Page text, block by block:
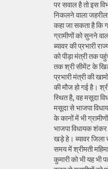
पर सवाल है तो इस
निकलने वाला
कहा जा सकता है कि
ग्रामीणों को सुनने
ब्यावर की प्रभारी
को पीड़ा मंत्री तक
तक श्री सीमेंट के
प्रभारी मंत्री की
की मौज हो गई है।
स्थित है, वह मसूदा
मसूदा से भाजपा
के कानों में भी
भाजपा विधायक शंकर
खड़े हे। ब्यावर जिला
समय में श्रीमती
कुमारी को भी यह भी